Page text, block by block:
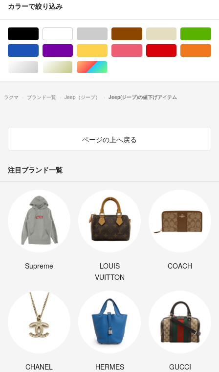
カラーで絞り込み
シルバー/銀色系ゴールド/金色系マルチカラー
ラクマ ブランド一覧 Jeep（ジープ） Jeep(ジープ)の値下げアイテム
ページの上へ戻る
注目ブランド一覧
Supreme
LOUIS
VUITTON
COACH
CHANEL HERMES GUCCI